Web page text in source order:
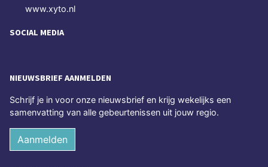
www.xyto.nl
SOCIAL MEDIA
NIEUWSBRIEF AANMELDEN
Schrijf je in voor onze nieuwsbrief en krijg wekelijks een
samenvatting van alle gebeurtenissen uit jouw regio.
Aanmelden